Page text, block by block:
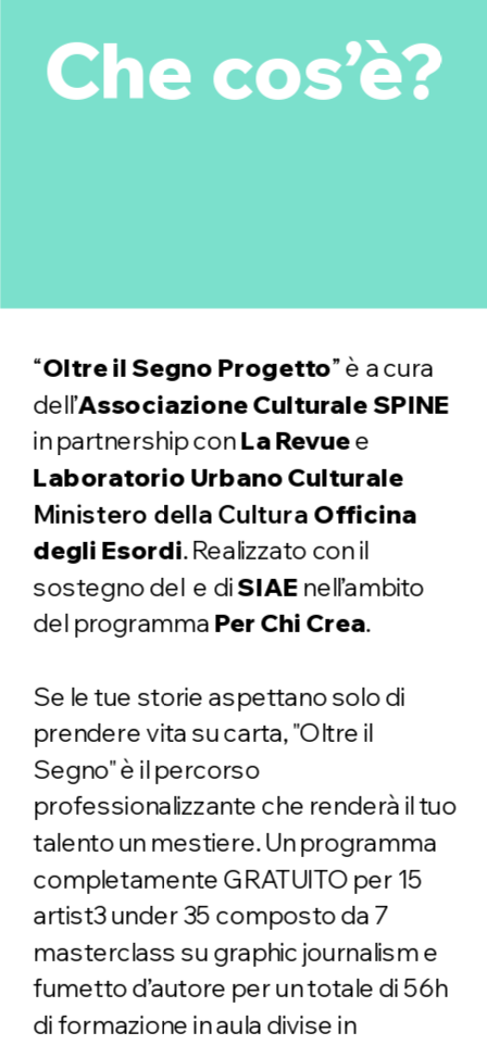
Che cos’è?
“Oltre il Segno Progetto” è a cura
dell’Associazione Culturale SPINE
in partnership con La Revue
Ministero della Cultura Officina
degli Esordi. Realizzato con il
sostegno del  e di SIAE nell’ambito
del programma Per Chi Crea.
Se le tue storie aspettano solo di
prendere vita su carta, "Oltre il
Segno" è il percorso
professionalizzante che renderà il tuo
talento un mestiere. Un programma
completamente GRATUITO per 15
artist3 under 35 composto da 7
masterclass su graphic journalism e
fumetto d’autore per un totale di 56h
di formazione in aula divise in